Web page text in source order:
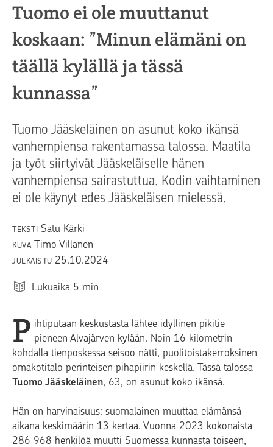
Tuomo ei ole muuttanut
koskaan: ”Minun elämäni on
täällä kylällä ja tässä
kunnassa”
Tuomo Jääskeläinen on asunut koko ikänsä
vanhempiensa rakentamassa talossa. Maatila
ja työt siirtyivät Jääskeläiselle hänen
vanhempiensa sairastuttua. Kodin vaihtaminen
ei ole käynyt edes Jääskeläisen mielessä.
TEKSTI Satu Kärki
KUVA Timo Villanen
JULKAISTU 25.10.2024
Lukuaika 5 min
P ihtiputaan keskustasta lähtee idyllinen pikitie
pieneen Alvajärven kylään. Noin 16 kilometrin
kohdalla tienposkessa seisoo nätti, puolitoistakerroksinen
omakotitalo perinteisen pihapiirin keskellä. Tässä talossa
Tuomo Jääskeläinen, 63, on asunut koko ikänsä.
Hän on harvinaisuus: suomalainen muuttaa elämänsä
aikana keskimäärin 13 kertaa. Vuonna 2023 kokonaista
286 968 henkilöä muutti Suomessa kunnasta toiseen,